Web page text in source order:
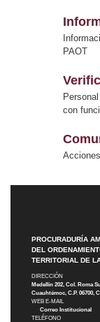
PAOT
con
PROCURADURÍA
DEL
TERRITORIAL DE
DIRECCIÓN
Medellín 202, Col. Roma
Cuauhtémoc, C.P. 06700,
WEB E-MAIL
Correo Institucional
TELÉFONO